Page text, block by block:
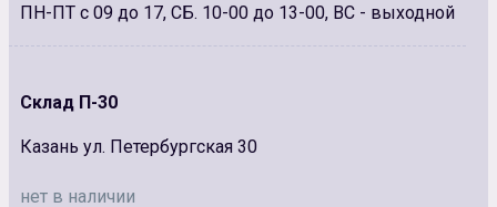
ПН-ПТ с 09 до 17, СБ. 10-00 до 13-00, ВС - выходной
Склад П-30
Казань ул. Петербургская 30
нет в наличии